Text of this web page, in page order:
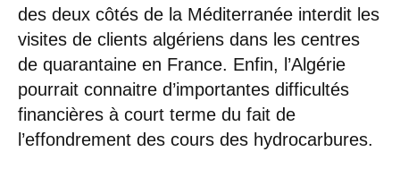
des deux côtés de la Méditerranée interdit les
visites de clients algériens dans les centres
de quarantaine en France. Enfin, l’Algérie
pourrait connaitre d’importantes difficultés
financières à court terme du fait de
l’effondrement des cours des hydrocarbures.